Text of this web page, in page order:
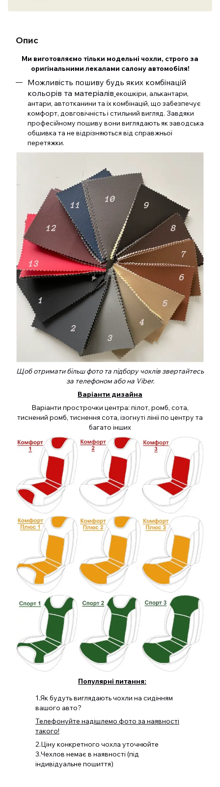
Опис
Ми виготовляємо тільки модельні чохли, строго за
оригінальними лекалами салону автомобіля!
Можливість пошиву будь яких комбінацій
кольорів та матеріалів екошкіри, алькантари,
антари, автотканини та їх комбінацій, що забезпечує
комфорт, довговічність і стильний вигляд. Завдяки
професійному пошиву вони виглядають як заводська
обшивка та не відрізняються від справжньої
перетяжки.
Щоб отримати більш фото та підбору чохлів звертайтесь
за телефоном або на Viber.
Варіанти дизайна
Варіанти прострочки центра: пілот, ромб, сота,
тиснений ромб, тиснення сота, ізогнуті лінії по центру та
багато інших
Популярні питання:
1.Як будуть виглядають чохли на сидінням
вашого авто?
Телефонуйте надішлемо фото за наявності
такого!
2.Ціну конкретного чохла уточнюйте
3.Чехлов немає в наявності (під
індивідуальне пошиття)